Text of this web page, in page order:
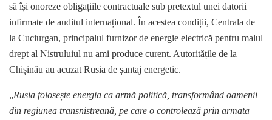
să își onoreze obligațiile contractuale sub pretextul unei datorii
infirmate de auditul internațional. În acestea condiții, Centrala de
la Cuciurgan, principalul furnizor de energie electrică pentru malul
drept al Nistruluiul nu ami produce curent. Autoritățile de la
Chișinău au acuzat Rusia de șantaj energetic.
„Rusia folosește energia ca armă politică, transformând oamenii
din regiunea transnistreană, pe care o controlează prin armata